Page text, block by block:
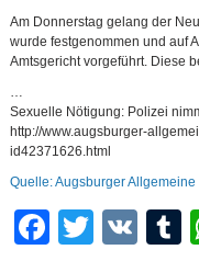
Am Donnerstag gelang der
wurde festgenommen und auf
Amtsgericht vorgeführt. Diese
…
Sexuelle Nötigung: Polizei
http://www.augsburger-
id42371626.html
Quelle: Augsburger Allgemeine
Twitter
VK